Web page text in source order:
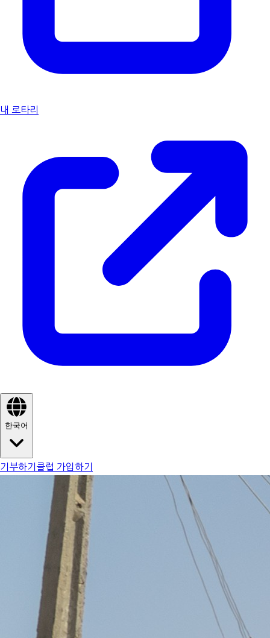
내 로타리
한국어
기부하기 클럽 가입하기